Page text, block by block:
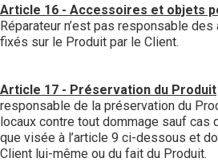
Article 16 - Accessoires et objets
Réparateur n’est pas responsable
fixés sur le Produit par le Client.
Article 17 - Préservation du Produit
responsable de la préservation du
locaux contre tout dommage sauf cas
que visée à l’article 9 ci-dessous et
Client lui-même ou du fait du Produit.